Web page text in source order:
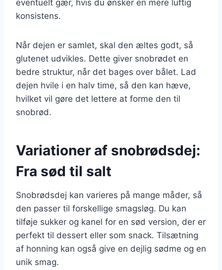
eventuelt gær, hvis du ønsker en mere luftig
konsistens.
Når dejen er samlet, skal den æltes godt, så
glutenet udvikles. Dette giver snobrødet en
bedre struktur, når det bages over bålet. Lad
dejen hvile i en halv time, så den kan hæve,
hvilket vil gøre det lettere at forme den til
snobrød.
Variationer af snobrødsdej:
Fra sød til salt
Snobrødsdej kan varieres på mange måder, så
den passer til forskellige smagsløg. Du kan
tilføje sukker og kanel for en sød version, der er
perfekt til dessert eller som snack. Tilsætning
af honning kan også give en dejlig sødme og en
unik smag.